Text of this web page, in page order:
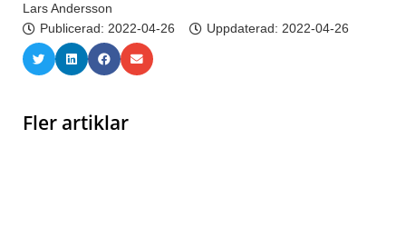
Lars Andersson
Publicerad: 2022-04-26 Uppdaterad: 2022-04-26
Fler artiklar